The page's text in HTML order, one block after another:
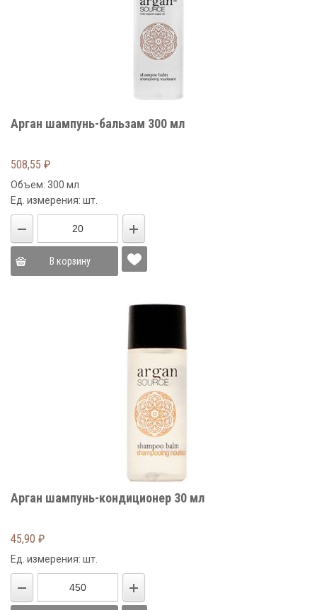
Арган шампунь-бальзам 300 мл
508,55 ₽
Объем: 300 мл
Ед. измерения: шт.
В корзину
Арган шампунь-кондиционер 30 мл
45,90 ₽
Ед. измерения: шт.